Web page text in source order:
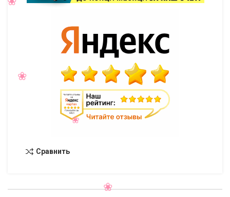
Сравнить